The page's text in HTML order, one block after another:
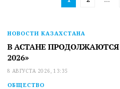
НОВОСТИ КАЗАХСТАНА
В АСТАНЕ
2026»
8 АВГУСТА 2026, 13:35
ОБЩЕСТВО